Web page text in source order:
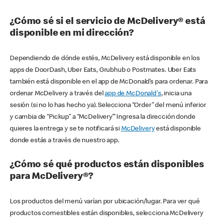
¿Cómo sé si el servicio de McDelivery® está
disponible en mi dirección?
Dependiendo de dónde estés, McDelivery está disponible en los
apps de DoorDash, Uber Eats, Grubhub o Postmates. Uber Eats
también está disponible en el app de McDonald’s para ordenar. Para
ordenar McDelivery a través delapp de McDonald's, inicia una
sesión (si no lo has hecho ya). Selecciona “Order” del menú inferior
y cambia de “Pickup” a “McDelivery’” Ingresa la dirección donde
quieres la entrega y se te notificará si McDeliveryestá disponible
donde estás a través de nuestro app.
¿Cómo sé qué productos están disponibles
para McDelivery®?
Los productos del menú varían por ubicación/lugar. Para ver qué
productos comestibles están disponibles, selecciona McDelivery